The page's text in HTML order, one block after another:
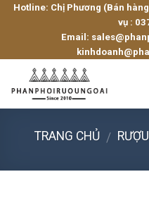
SkipHotline: Chị Phương (Bán
vụ :
Email:
TRANG CHỦ /